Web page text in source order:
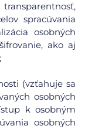
spracúvania
osobných
ako aj
(vzťahuje sa
osobných
k osobným
osobných